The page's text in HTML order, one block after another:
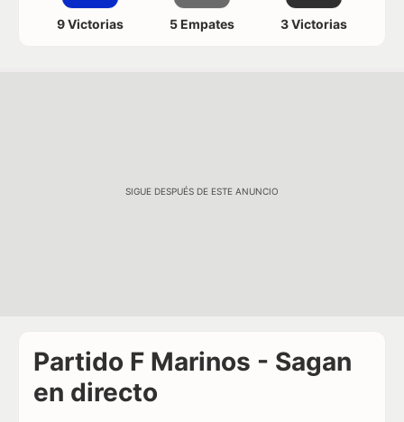
9 Victorias 5 Empates 3 Victorias
SIGUE DESPUÉS DE ESTE ANUNCIO
Partido F Marinos - Sagan
en directo